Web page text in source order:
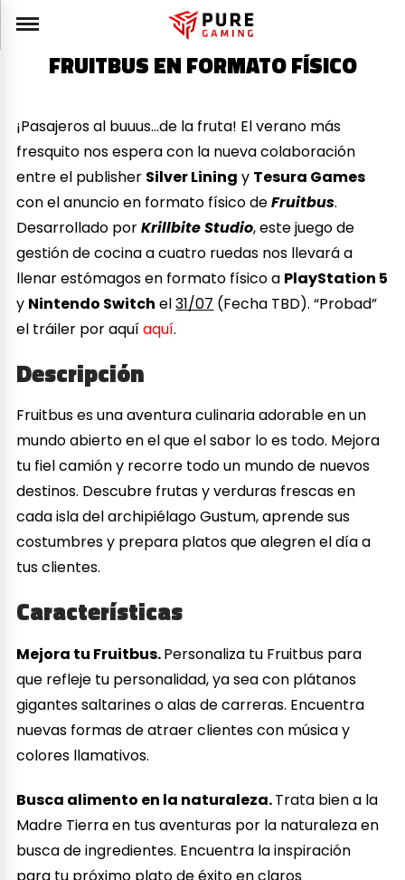
FRUITBUS EN FORMATO FÍSICO
¡Pasajeros al buuus…de la fruta! El verano más
fresquito nos espera con la nueva colaboración
entre el publisher Silver Lining y Tesura Games
con el anuncio en formato físico deFruitbus.
Desarrollado porKrillbite Studio, este juego de
gestión de cocina a cuatro ruedas nos llevará a
llenar estómagos en formato físico a PlayStation 5
y Nintendo Switch el31/07 (Fecha TBD). “Probad”
el tráiler por aquíaquí.
Descripción
Fruitbus es una aventura culinaria adorable en un
mundo abierto en el que el sabor lo es todo. Mejora
tu fiel camión y recorre todo un mundo de nuevos
destinos. Descubre frutas y verduras frescas en
cada isla del archipiélago Gustum, aprende sus
costumbres y prepara platos que alegren el día a
tus clientes.
Características
Mejora tu Fruitbus.Personaliza tu Fruitbus para
que refleje tu personalidad, ya sea con plátanos
gigantes saltarines o alas de carreras. Encuentra
nuevas formas de atraer clientes con música y
colores llamativos.
Busca alimento en la naturaleza.Trata bien a la
Madre Tierra en tus aventuras por la naturaleza en
busca de ingredientes. Encuentra la inspiración
para tu próximo plato de éxito en claros